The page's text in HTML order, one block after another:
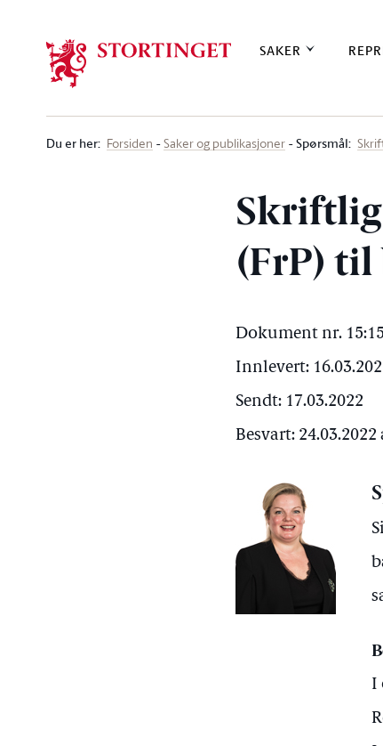
SAKER
Du er her: Forsiden Saker og publikasjoner Spørsmål:
Skriftlig
(FrP)
Dokument nr.
Innlevert:
Sendt: 17.03.2022
Besvart:
I